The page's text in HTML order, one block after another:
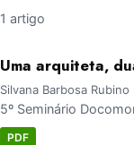
1 artigo
Uma arquiteta,
Silvana Barbosa Rubino
5º Seminário
PDF